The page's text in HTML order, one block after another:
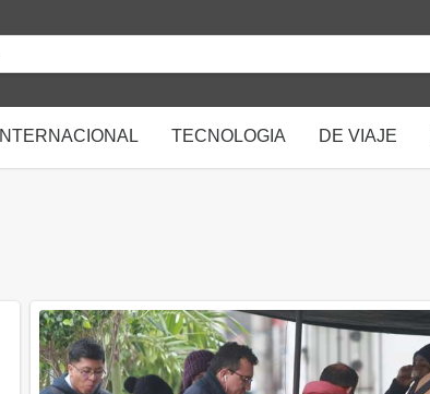
INTERNACIONAL TECNOLOGIA DE VIAJE